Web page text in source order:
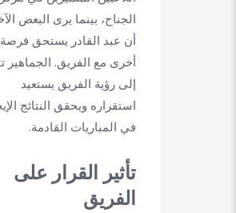
الجناح، بينما يرى البعض
أن عبد القادر يستحق فرصة
أخرى مع الفريق. الجماهير
إلى رؤية الفريق يستعيد
استقراره ويحقق النتائج
في المباريات القادمة.
تأثير القرار على
الفريق